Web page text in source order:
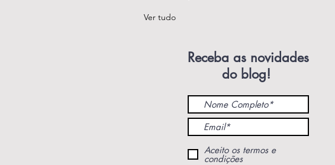
Ver tudo
Receba as novidades
do blog!
Aceito os termos e
condições